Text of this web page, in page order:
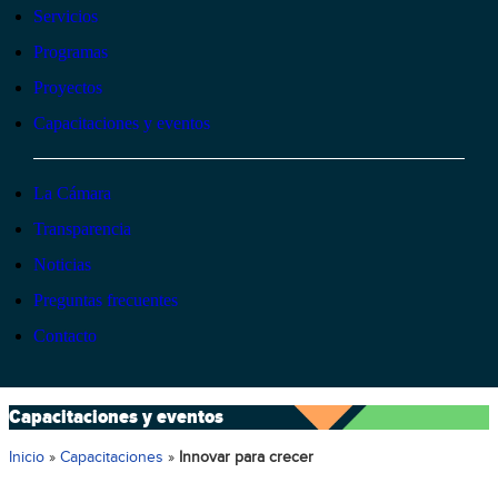
Servicios
Programas
Proyectos
Capacitaciones y eventos
La Cámara
Transparencia
Noticias
Preguntas frecuentes
Contacto
Capacitaciones y eventos
Inicio » Capacitaciones » Innovar para crecer